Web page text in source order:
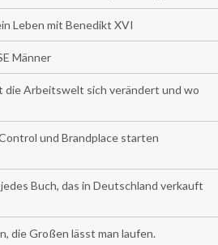
Leben mit Benedikt XVI
Männer
die Arbeitswelt sich verändert und wo
und Brandplace starten
Buch, das in Deutschland verkauft
die Großen lässt man laufen.